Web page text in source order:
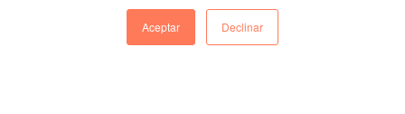
Aceptar Declinar
un habilitador...
CONTINUAR